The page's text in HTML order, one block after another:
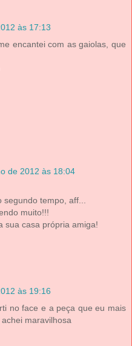
às 17:13
encantei com as gaiolas, que
de 2012 às 18:04
tempo, aff...
muito!!!
sua casa própria amiga!
às 19:16
no face e a peça que eu mais
maravilhosa